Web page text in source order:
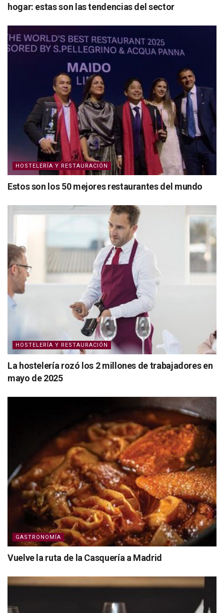
hogar: estas son las tendencias del sector
HOSTELERÍA Y RESTAURACIÓN
Estos son los 50 mejores restaurantes del mundo
HOSTELERÍA Y RESTAURACIÓN
La hostelería rozó los 2 millones de trabajadores en
mayo de 2025
GASTRONOMÍA
Vuelve la ruta de la Casquería a Madrid